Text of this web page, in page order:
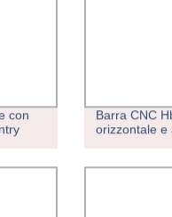
con
Barra CNC
orizzontale e